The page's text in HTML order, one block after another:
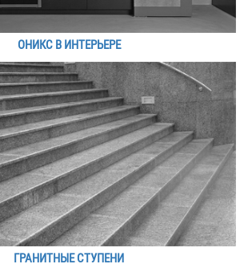
ОНИКС В ИНТЕРЬЕРЕ
ГРАНИТНЫЕ СТУПЕНИ